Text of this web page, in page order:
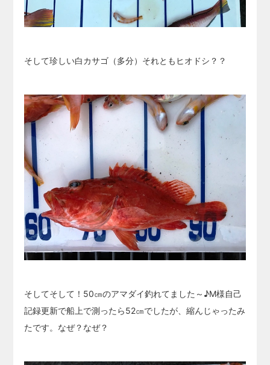
そして珍しい白カサゴ（多分）それともヒオドシ？？
そしてそして！50㎝のアマダイ釣れてました～♪M様自己
記録更新で船上で測ったら52㎝でしたが、縮んじゃったみ
たです。なぜ？なぜ？